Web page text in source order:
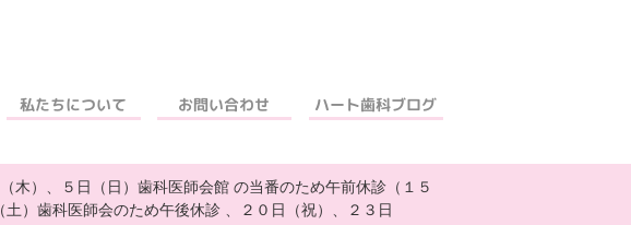
私たちについて お問い合わせ ハート歯科ブログ
木）、５日（日）歯科医師会館 の当番のため午前休診（１５
）歯科医師会のため午後休診 、２０日（祝）、２３日